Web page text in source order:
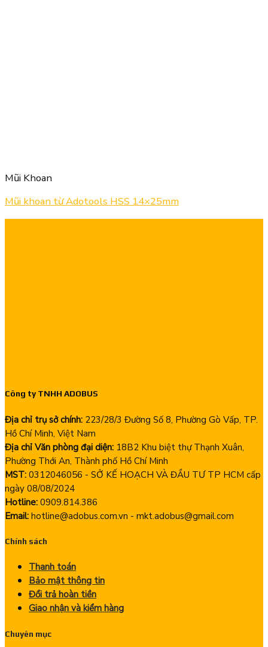
Mũi Khoan
Mũi khoan từ Adotools HSS 14×25mm
Công ty TNHH ADOBUS
Địa chỉ trụ sở chính: 223/28/3 Đường Số 8, Phường Gò Vấp, TP.
Hồ Chí Minh, Việt Nam
Địa chỉ Văn phòng đại diện: 18B2 Khu biệt thự Thạnh Xuân,
Phường Thới An, Thành phố Hồ Chí Minh
MST: 0312046056 - SỞ KẾ HOẠCH VÀ ĐẦU TƯ TP HCM cấp
ngày 08/08/2024
Hotline: 0909.814.386
Email: hotline@adobus.com.vn - mkt.adobus@gmail.com
Chính sách
Thanh toán
Bảo mật thông tin
Đổi trả hoàn tiền
Giao nhận và kiểm hàng
Chuyên mục